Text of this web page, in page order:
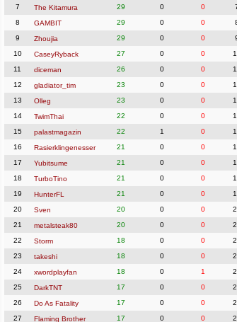
7
The Kitamura 29 0
0
8
GAMBIT 29 0
0
9
Zhoujia 29 0
0
10
CaseyRyback 27 0
0
11
diceman 26 0
0
12
gladiator_tim 23 0
0
13
Olleg 23 0
0
14
TwimThai 22 0
0
15
palastmagazin 22 1
0
16
Rasierklingenesser 21 0
0
17
Yubitsume 21 0
0
18
TurboTino 21 0
0
19
HunterFL 21 0
0
20
Sven 20 0
0
21
metalsteak80 20 0
0
22
Storm 18 0
0
23
takeshi 18 0
0
24
xwordplayfan 18 0
1
25
DarkTNT 17 0
0
26
Do As Fatality 17 0
0
27
Flaming Brother 17 0 0